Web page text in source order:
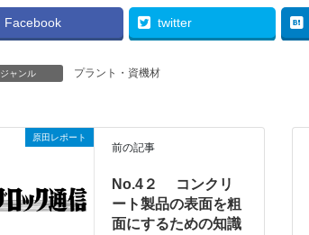
Facebook twitter
ジャンル プラント・資機材
原田レポート
前の記事
No.4２ コンクリ
ート製品の表面を粗
面にするための知識